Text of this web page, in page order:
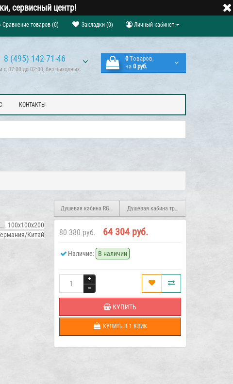
сервисный центр!
Личный кабинет
Закладки (0)
Сравнение товаров (0)
8 (495) 142-71-46
с 07:00 до 02:00, без выходных.
0 Tоваров,
на 0 руб.
КОНТАКТЫ
100х100х200
Китай
Душевая кабина RGW AN-208 (90) прозрачное стекло
Душевая кабина трапеция RGW OLB-214
80 380 руб. 64 304 руб.
Наличие: В наличии
КУПИТЬ
КУПИТЬ В 1 КЛИК